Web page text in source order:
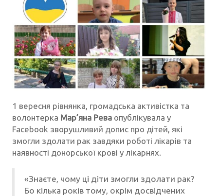
1 вересня рівнянка, громадська активістка та
волонтерка Мар’яна Рева опублікувала у
Facebook зворушливий допис про дітей, які
змогли здолати рак завдяки роботі лікарів та
наявності донорської крові у лікарнях.
«Знаєте, чому ці діти змогли здолати рак?
Бо кілька років тому, окрім досвідчених